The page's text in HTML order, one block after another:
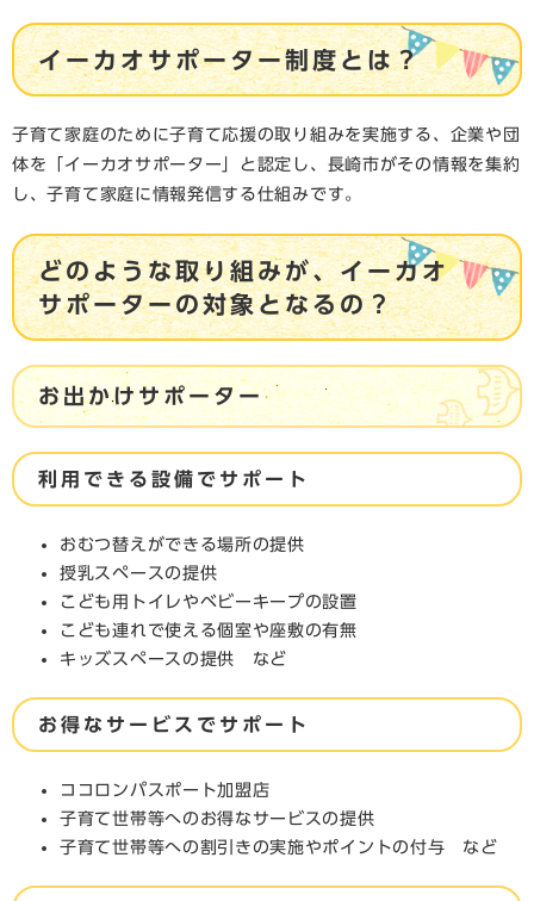
イーカオサポーター制度とは？
子育て家庭のために子育て応援の取り組みを実施する、企業や団
体を「イーカオサポーター」と認定し、長崎市がその情報を集約
し、子育て家庭に情報発信する仕組みです。
どのような取り組みが、イーカオ
サポーターの対象となるの？
お出かけサポーター
利用できる設備でサポート
おむつ替えができる場所の提供
授乳スペースの提供
こども用トイレやベビーキープの設置
こども連れで使える個室や座敷の有無
キッズスペースの提供 など
お得なサービスでサポート
ココロンパスポート加盟店
子育て世帯等へのお得なサービスの提供
子育て世帯等への割引きの実施やポイントの付与 など